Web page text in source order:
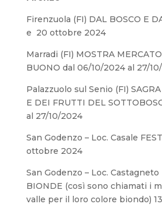
Firenzuola (FI) DAL BOSCO E
e 20 ottobre 2024
Marradi (FI) MOSTRA
BUONO dal 06/10/2024 al 27/
Palazzuolo sul Senio (FI)
E DEI FRUTTI DEL
al 27/10/2024
San Godenzo – Loc. Casale
ottobre 2024
San Godenzo – Loc.
BIONDE (così sono chiamati i
valle per il loro colore biondo)